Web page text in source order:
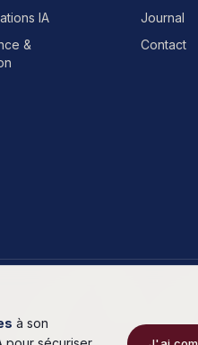
IA
&
Journal
Contact
à son